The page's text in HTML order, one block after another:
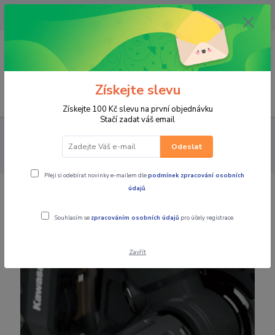
OPAVA 733537099/HLUČÍN
734541648/OLOMOUC 734593593
0,00 CZK
MOTOCYKLY KAWASAKI
PŘÍSLUŠENSTVÍ DLE MODELU
VERSYS 1000 2019-2024
Slidery do osy přední vidlice pro
KAWASAKI VERSYS 1000/1100
KAWASAKI VERSYS 1000/1100
Získejte slevu
Získejte 100 Kč slevu na první objednávku
Stačí zadat váš email
Odeslat
Přeji si odebírat novinky e-mailem dlepodmínek zpracování osobních
údajů.
Souhlasím se zpracováním osobních údajů pro účely registrace.
Zavřít